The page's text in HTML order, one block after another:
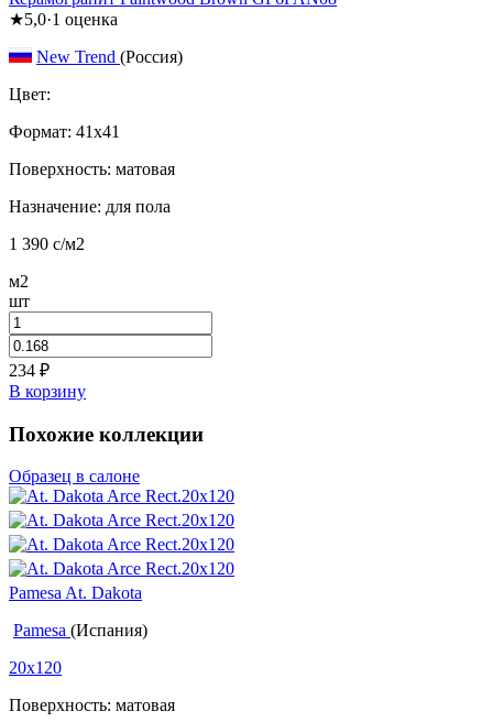
★5,0·1 оценка
New Trend (Россия)
Цвет:
Формат: 41x41
Поверхность: матовая
Назначение: для пола
1 390 c/м2
м2
шт
234 ₽
В корзину
Похожие коллекции
Образец в салоне
Pamesa At. Dakota
Pamesa (Испания)
20x120
Поверхность: матовая